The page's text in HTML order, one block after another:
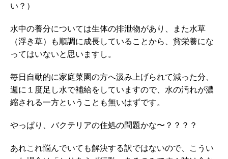
い？）
水中の養分については生体の排泄物があり、また水草
（浮き草）も順調に成長していることから、貧栄養にな
ってはいないと思いますし。
毎日自動的に家庭菜園の方へ汲み上げられて減った分、
週に１度足し水で補給をしていますので、水の汚れが濃
縮される一方ということも無いはずです。
やっぱり、バクテリアの住処の問題かな〜？？？？
あれこれ悩んでいても解決する訳ではないので、こうい